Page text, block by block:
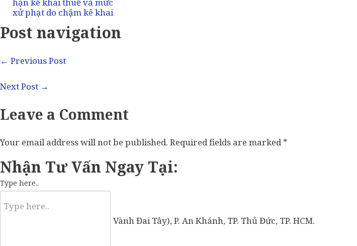
Post navigation
← Previous Post
Next Post →
Leave a Comment
Your email address will not be published. Required fields are marked *
Type here..
Nhận Tư Vấn Ngay Tại:
57 Vành Đai Tây (số cũ: 936 Vành Đai Tây), P. An Khánh, TP. Thủ Đức, TP. HCM.